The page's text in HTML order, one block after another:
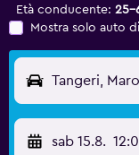
Età conducente: 25-
Mostra solo auto
Tangeri,
sab 15.8.